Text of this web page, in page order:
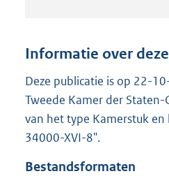
Informatie over
Deze publicatie is op 22-
Tweede Kamer der Staten-
van het type Kamerstuk
34000-XVI-8".
Bestandsformaten